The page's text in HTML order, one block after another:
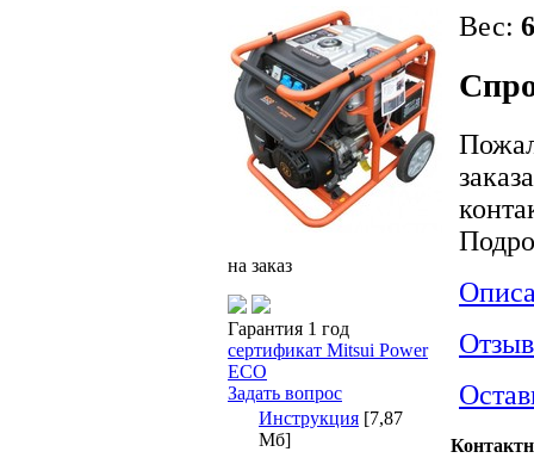
на заказ
Гарантия 1 год
сертификат Mitsui Power
ECO
Задать вопрос
Инструкция [7,87
Мб]
Вес: